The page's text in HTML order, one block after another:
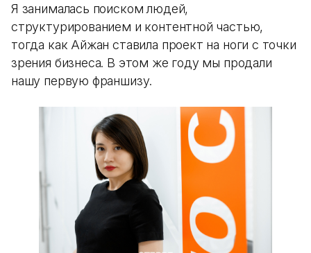
Я занималась поиском людей,
структурированием и контентной частью,
тогда как Айжан ставила проект на ноги с точки
зрения бизнеса. В этом же году мы продали
нашу первую франшизу.